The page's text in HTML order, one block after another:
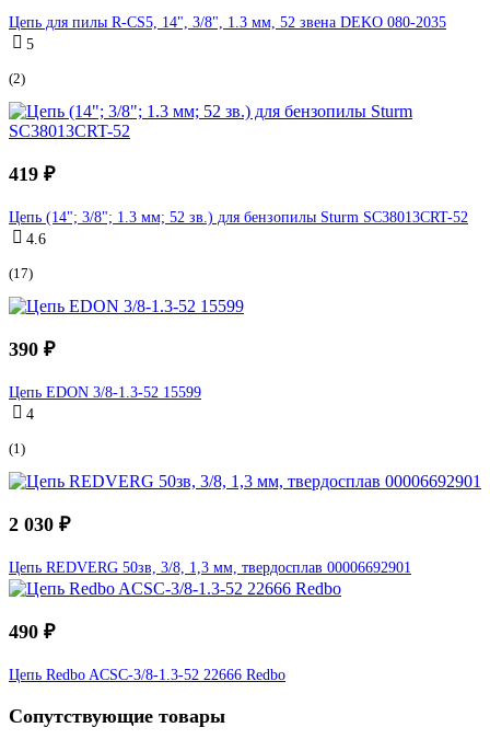
Цепь для пилы R-CS5, 14", 3/8", 1.3 мм, 52 звена DEKO 080-2035
5
(2)
419 ₽
Цепь (14"; 3/8"; 1.3 мм; 52 зв.) для бензопилы Sturm SC38013CRT-52
4.6
(17)
390 ₽
Цепь EDON 3/8-1.3-52 15599
4
(1)
2 030 ₽
Цепь REDVERG 50зв, 3/8, 1,3 мм, твердосплав 00006692901
490 ₽
Цепь Redbo ACSC-3/8-1.3-52 22666 Redbo
Сопутствующие товары